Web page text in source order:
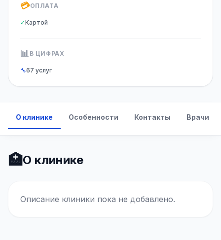
💳ОПЛАТА
✓Картой
📊 В ЦИФРАХ
🔧67 услуг
О клинике Особенности Контакты Врачи
🏥О клинике
Описание клиники пока не добавлено.